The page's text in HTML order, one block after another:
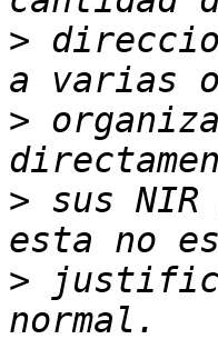
>
>
> sus
>